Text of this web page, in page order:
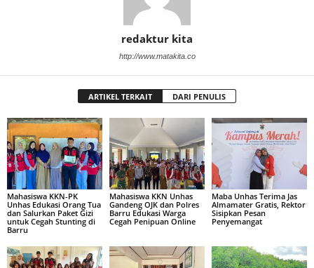
redaktur kita
http://www.matakita.co
ARTIKEL TERKAIT DARI PENULIS
Mahasiswa KKN-PK
Unhas Edukasi Orang Tua
dan Salurkan Paket Gizi
untuk Cegah Stunting di
Barru
Mahasiswa KKN Unhas
Gandeng OJK dan Polres
Barru Edukasi Warga
Cegah Penipuan Online
Maba Unhas Terima Jas
Almamater Gratis, Rektor
Sisipkan Pesan
Penyemangat